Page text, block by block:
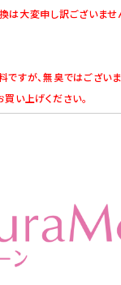
は大変申し訳ございませ
すが、無臭ではございま
い上げください。